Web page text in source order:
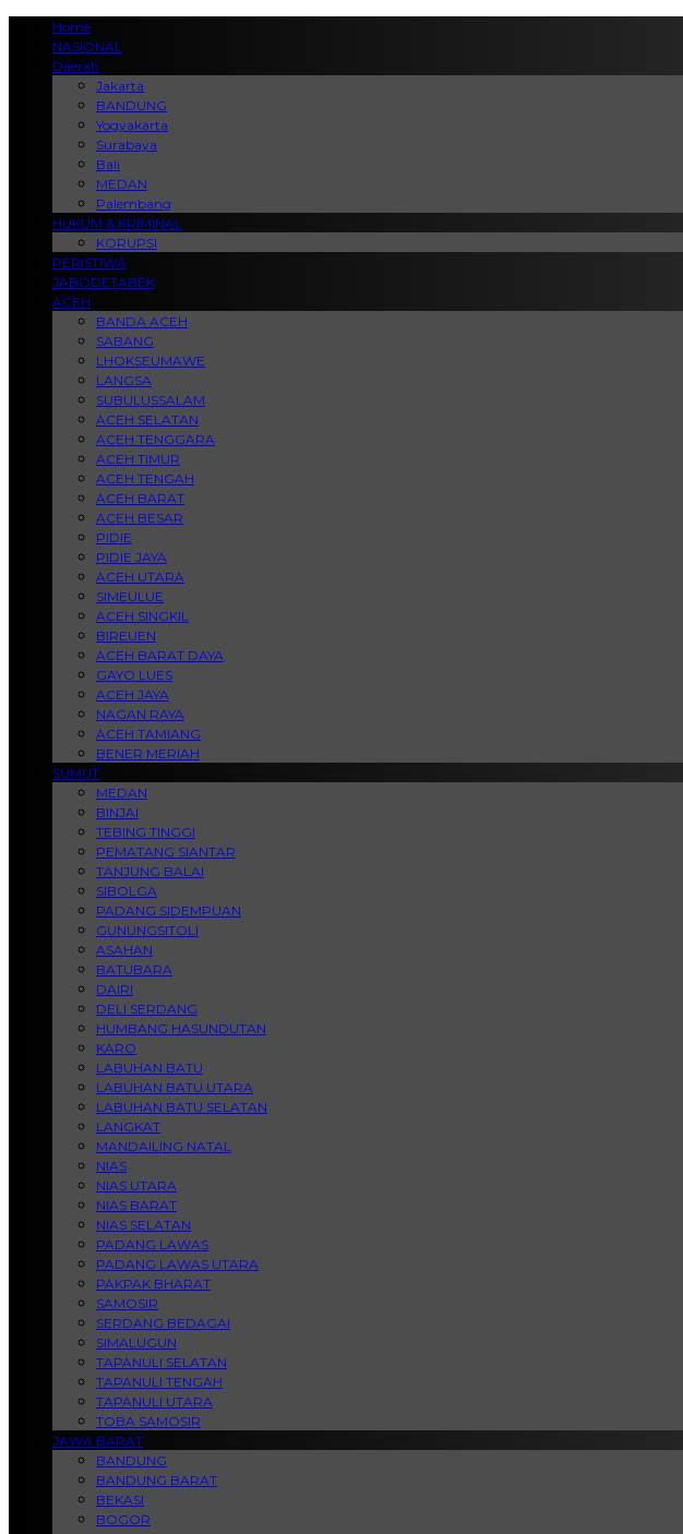
Home
NASIONAL
Daerah
Jakarta
BANDUNG
Yogyakarta
Surabaya
Bali
MEDAN
Palembang
HUKUM & KRIMINAL
KORUPSI
PERISTIWA
JABODETABEK
ACEH
BANDA ACEH
SABANG
LHOKSEUMAWE
LANGSA
SUBULUSSALAM
ACEH SELATAN
ACEH TENGGARA
ACEH TIMUR
ACEH TENGAH
ACEH BARAT
ACEH BESAR
PIDIE
PIDIE JAYA
ACEH UTARA
SIMEULUE
ACEH SINGKIL
BIREUEN
ACEH BARAT DAYA
GAYO LUES
ACEH JAYA
NAGAN RAYA
ACEH TAMIANG
BENER MERIAH
SUMUT
MEDAN
BINJAI
TEBING TINGGI
PEMATANG SIANTAR
TANJUNG BALAI
SIBOLGA
PADANG SIDEMPUAN
GUNUNGSITOLI
ASAHAN
BATUBARA
DAIRI
DELI SERDANG
HUMBANG HASUNDUTAN
KARO
LABUHAN BATU
LABUHAN BATU UTARA
LABUHAN BATU SELATAN
LANGKAT
MANDAILING NATAL
NIAS
NIAS UTARA
NIAS BARAT
NIAS SELATAN
PADANG LAWAS
PADANG LAWAS UTARA
PAKPAK BHARAT
SAMOSIR
SERDANG BEDAGAI
SIMALUGUN
TAPANULI SELATAN
TAPANULI TENGAH
TAPANULI UTARA
TOBA SAMOSIR
JAWA BARAT
BANDUNG
BANDUNG BARAT
BEKASI
BOGOR